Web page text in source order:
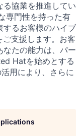
る協業を推進してい
専門性を持った有
するお客様のハイブ
支援します。お客
たの能力は、パー
Hatを始めとする
用により、さらに